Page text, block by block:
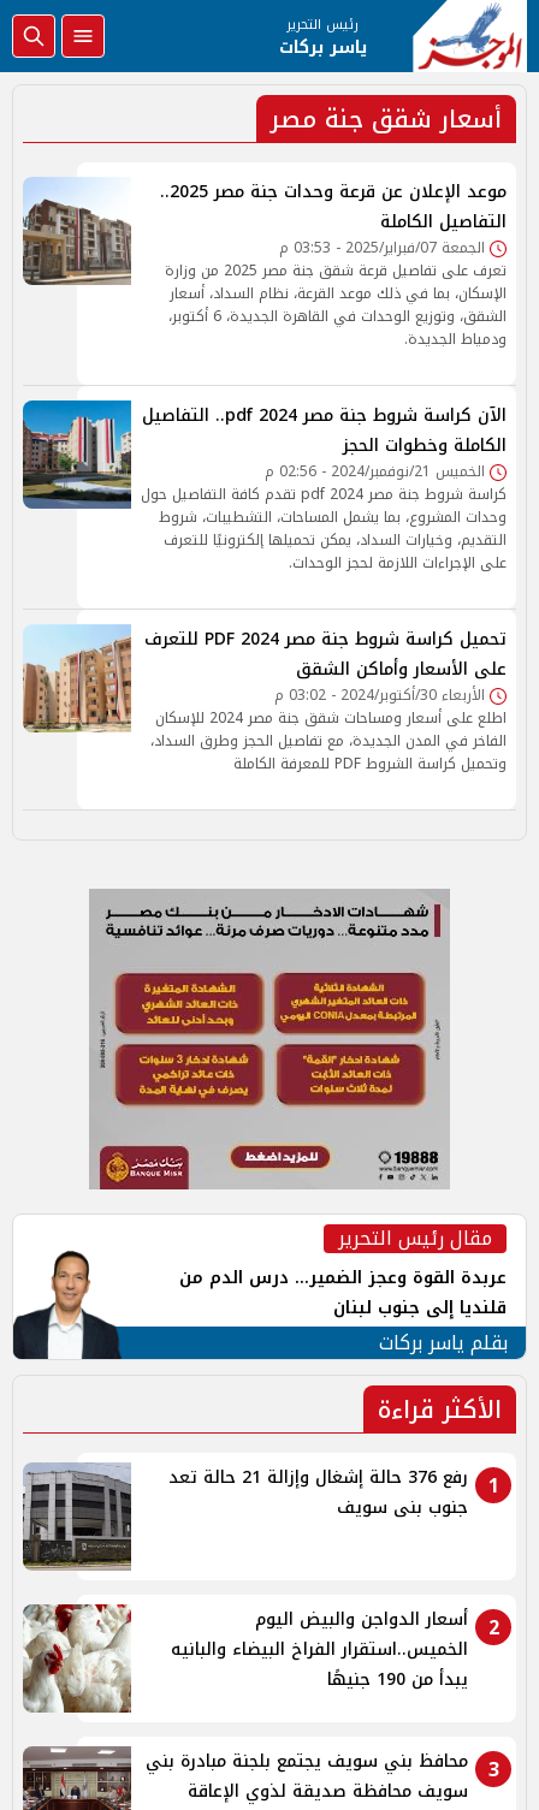
رئيس التحرير
ياسر بركات
أسعار شقق جنة مصر
موعد الإعلان عن قرعة وحدات جنة مصر 2025..
التفاصيل الكاملة
الجمعة 07/فبراير/2025 - 03:53 م
تعرف على تفاصيل قرعة شقق جنة مصر 2025 من وزارة
الإسكان، بما في ذلك موعد القرعة، نظام السداد، أسعار
الشقق، وتوزيع الوحدات في القاهرة الجديدة، 6 أكتوبر،
ودمياط الجديدة.
الآن كراسة شروط جنة مصر 2024 pdf.. التفاصيل
الكاملة وخطوات الحجز
الخميس 21/نوفمبر/2024 - 02:56 م
كراسة شروط جنة مصر 2024 pdf تقدم كافة التفاصيل حول
وحدات المشروع، بما يشمل المساحات، التشطيبات، شروط
التقديم، وخيارات السداد، يمكن تحميلها إلكترونيًا للتعرف
على الإجراءات اللازمة لحجز الوحدات.
تحميل كراسة شروط جنة مصر 2024 PDF للتعرف
على الأسعار وأماكن الشقق
الأربعاء 30/أكتوبر/2024 - 03:02 م
اطلع على أسعار ومساحات شقق جنة مصر 2024 للإسكان
الفاخر في المدن الجديدة، مع تفاصيل الحجز وطرق السداد،
وتحميل كراسة الشروط PDF للمعرفة الكاملة
مقال رئيس التحرير
عربدة القوة وعجز الضمير... درس الدم من
قلنديا إلى جنوب لبنان
بقلم ياسر بركات
الأكثر قراءة
1
رفع 376 حالة إشغال وإزالة 21 حالة تعد
جنوب بنى سويف
2
أسعار الدواجن والبيض اليوم
الخميس..استقرار الفراخ البيضاء والبانيه
يبدأ من 190 جنيهًا
3
محافظ بني سويف يجتمع بلجنة مبادرة بني
سويف محافظة صديقة لذوي الإعاقة